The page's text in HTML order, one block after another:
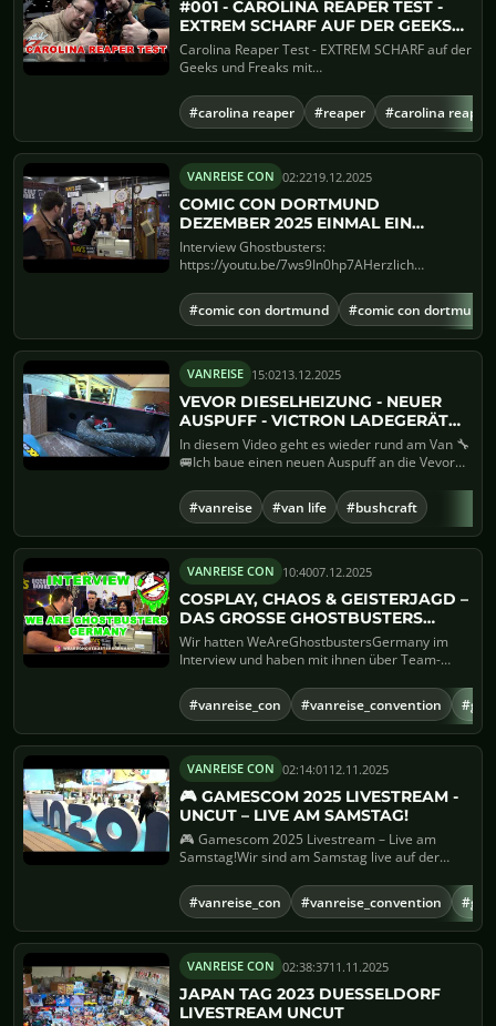
#001 - CAROLINA REAPER TEST -
EXTREM SCHARF AUF DER GEEKS
UND FREAKS
Carolina Reaper Test - EXTREM SCHARF auf der
Geeks und Freaks mit
@moviepopcornd...
#carolina reaper #reaper #carolina reaper
VANREISE CON 02:2219.12.2025
COMIC CON DORTMUND
DEZEMBER 2025 EINMAL EIN
ANDERES VIDEO ^^
Interview Ghostbusters:
https://youtu.be/7ws9In0hp7AHerzlich
der "c...
#comic con dortmund #comic con dortmund
VANREISE 15:0213.12.2025
VEVOR DIESELHEIZUNG - NEUER
AUSPUFF - VICTRON LADEGERÄT
AUFHÄNGEN (PROVISORIUM)
In diesem Video geht es wieder rund am Van 🔧
🚐Ich baue einen neuen Auspuff an die Vevor
#vanreise #van life #bushcraft
VANREISE CON 10:4007.12.2025
COSPLAY, CHAOS & GEISTERJAGD –
DAS GROSSE GHOSTBUSTERS G
ERMANY INTERVIEW!
Wir hatten WeAreGhostbustersGermany im
Interview und haben mit ihnen über Team-
#vanreise_con #vanreise_convention
VANREISE CON 02:14:01 12.11.2025
🎮 GAMESCOM 2025 LIVESTREAM -
UNCUT – LIVE AM SAMSTAG!
🎮 Gamescom 2025 Livestream – Live am
Samstag!Wir sind am Samstag live auf der
#vanreise_con #vanreise_convention
VANREISE CON 02:38:3711.11.2025
JAPAN TAG 2023 DUESSELDORF
LIVESTREAM UNCUT